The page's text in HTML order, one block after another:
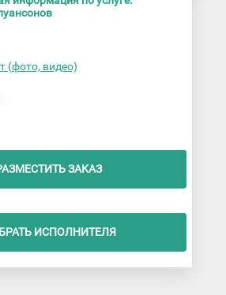
(фото, видео)
ЗАКАЗ
ИСПОЛНИТЕЛЯ